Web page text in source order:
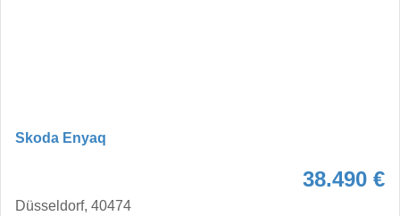
Skoda Enyaq
38.490 €
Düsseldorf, 40474